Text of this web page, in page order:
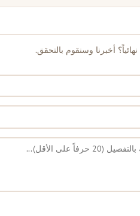
أخبرنا وسنقوم بالتحقق.